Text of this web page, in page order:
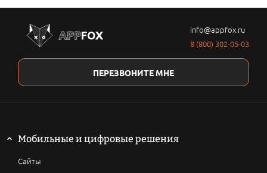
info@appfox.ru
8 (800) 302-05-03
ПЕРЕЗВОНИТЕ МНЕ
Мобильные и цифровые решения
Сайты